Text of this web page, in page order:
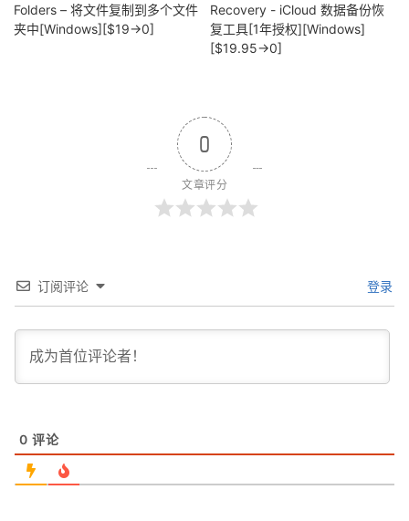
Folders – 将文件复制到多个文件
夹中[Windows][$19→0]
Recovery - iCloud 数据备份恢
复工具[1年授权][Windows]
[$19.95→0]
0
文章评分
订阅评论 登录
0 评论